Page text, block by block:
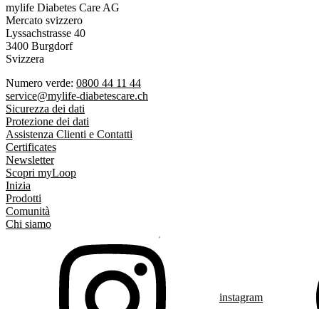
mylife Diabetes Care AG
Mercato svizzero
Lyssachstrasse 40
3400 Burgdorf
Svizzera
Numero verde: 0800 44 11 44
service@mylife-diabetescare.ch
Sicurezza dei dati
Protezione dei dati
Assistenza Clienti e Contatti
Certificates
Newsletter
Scopri myLoop
Inizia
Prodotti
Comunità
Chi siamo
instagram